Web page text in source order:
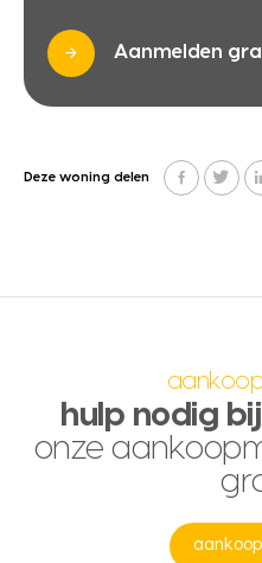
Aanmelden
Deze woning delen
hulp nodig
onze